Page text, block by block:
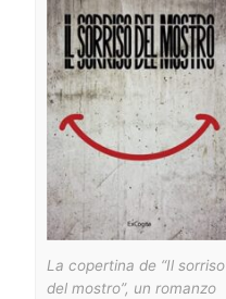
La copertina de “Il sorriso
del mostro”, un romanzo